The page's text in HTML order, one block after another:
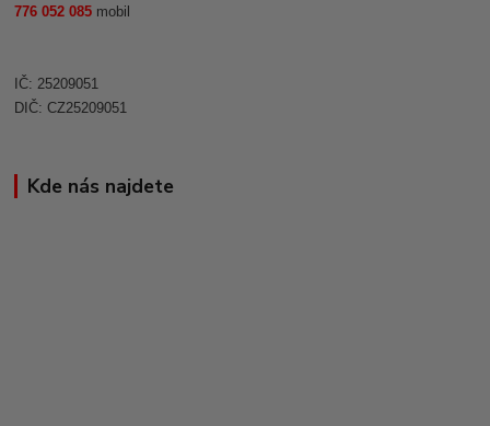
776 052 085 mobil
IČ: 25209051
DIČ: CZ25209051
Kde nás najdete